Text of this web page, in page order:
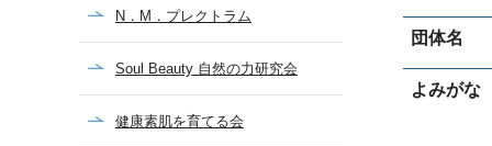
団体名
よみがな
N．М．プレクトラム
Soul Beauty 自然の力研究会
健康素肌を育てる会